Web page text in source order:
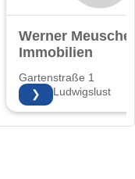
Werner Meuschel
Immobilien
Gartenstraße 1
19288 Ludwigslust
❯